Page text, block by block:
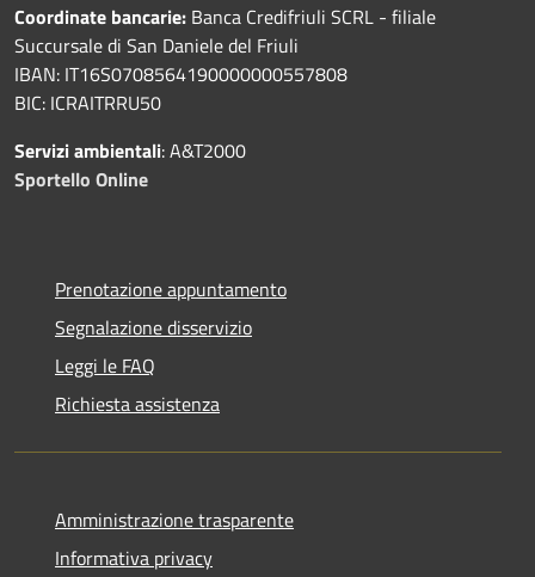
Coordinate bancarie: Banca Credifriuli SCRL - filiale
Succursale di San Daniele del Friuli
IBAN: IT16S0708564190000000557808
BIC: ICRAITRRU50
Servizi ambientali: A&T2000
Sportello Online
Prenotazione appuntamento
Segnalazione disservizio
Leggi le FAQ
Richiesta assistenza
Amministrazione trasparente
Informativa privacy